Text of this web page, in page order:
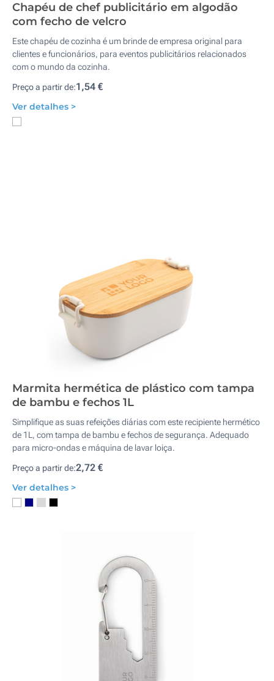
Chapéu de chef publicitário em algodão
com fecho de velcro
Este chapéu de cozinha é um brinde de empresa original para
clientes e funcionários, para eventos publicitários relacionados
com o mundo da cozinha.
Preço a partir de:1,54 €
Ver detalhes >
Marmita hermética de plástico com tampa
de bambu e fechos 1L
Simplifique as suas refeições diárias com este recipiente hermético
de 1L, com tampa de bambu e fechos de segurança. Adequado
para micro-ondas e máquina de lavar loiça.
Preço a partir de:2,72 €
Ver detalhes >